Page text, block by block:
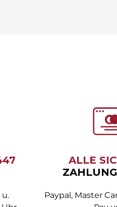
ALLE
Paypal, Master